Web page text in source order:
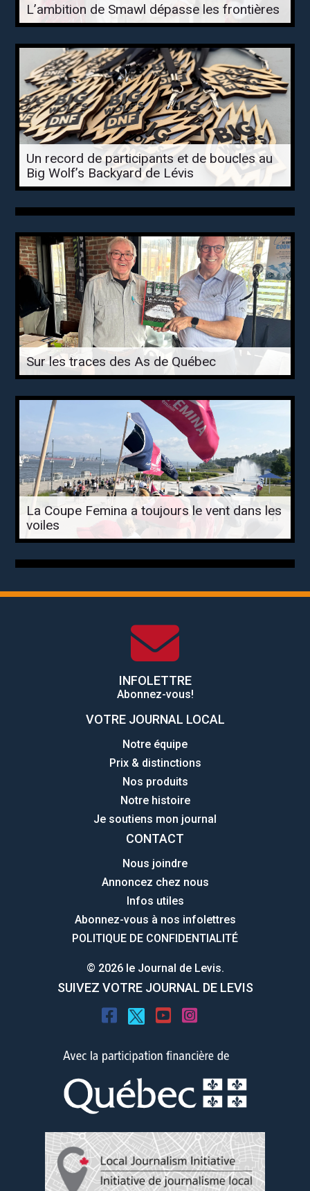
L’ambition de Smawl dépasse les frontières
Un record de participants et de boucles au
Big Wolf’s Backyard de Lévis
Sur les traces des As de Québec
La Coupe Femina a toujours le vent dans les
voiles
INFOLETTRE
Abonnez-vous!
VOTRE JOURNAL LOCAL
Notre équipe
Prix & distinctions
Nos produits
Notre histoire
Je soutiens mon journal
CONTACT
Nous joindre
Annoncez chez nous
Infos utiles
Abonnez-vous à nos infolettres
POLITIQUE DE CONFIDENTIALITÉ
© 2026 le Journal de Levis.
SUIVEZ VOTRE JOURNAL DE LEVIS